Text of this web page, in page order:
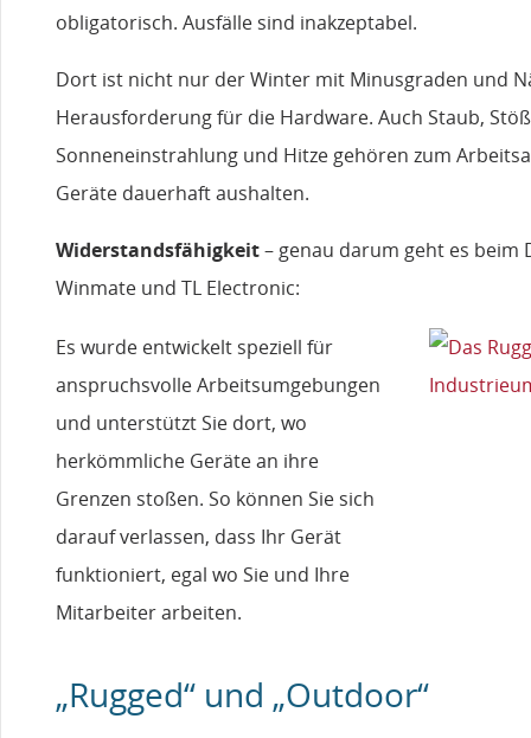
obligatorisch. Ausfälle sind inakzeptabel.
Dort ist nicht nur der Winter mit Minusgraden und
Herausforderung für die Hardware. Auch Staub,
Sonneneinstrahlung und Hitze gehören zum
Geräte dauerhaft aushalten.
Widerstandsfähigkeit– genau darum geht es beim
Winmate und TL Electronic:
Es wurde entwickelt speziell für
anspruchsvolle Arbeitsumgebungen
und unterstützt Sie dort, wo
herkömmliche Geräte an ihre
Grenzen stoßen. So können Sie sich
darauf verlassen, dass Ihr Gerät
funktioniert, egal wo Sie und Ihre
Mitarbeiter arbeiten.
„Rugged“ und „Outdoor“